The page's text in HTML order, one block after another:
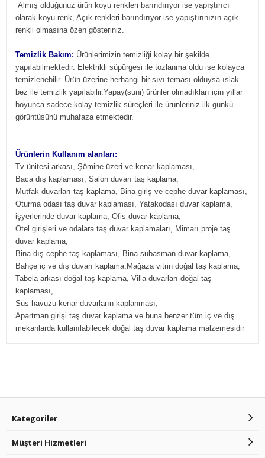
Almış olduğunuz ürün koyu renkleri barındırıyor ise yapıştırıcı
olarak koyu renk, Açık renkleri barındırıyor ise yapıştırınızın açık
renkli olmasına özen gösteriniz.
Temizlik Bakım: Ürünlerimizin temizliği kolay bir şekilde
yapılabilmektedir. Elektrikli süpürgesi ile tozlanma oldu ise kolayca
temizlenebilir. Ürün üzerine herhangi bir sıvı teması olduysa ıslak
bez ile temizlik yapılabilir.Yapay(suni) ürünler olmadıkları için yıllar
boyunca sadece kolay temizlik süreçleri ile ürünleriniz ilk günkü
görüntüsünü muhafaza etmektedir.
Ürünlerin Kullanım alanları:
Tv ünitesi arkası, Şömine üzeri ve kenar kaplaması,
Baca dış kaplaması, Salon duvarı taş kaplama,
Mutfak duvarları taş kaplama, Bina giriş ve cephe duvar kaplaması,
Oturma odası taş duvar kaplaması, Yatakodası duvar kaplama,
işyerlerinde duvar kaplama, Ofis duvar kaplama,
Otel girişleri ve odalara taş duvar kaplamaları, Mimarı proje taş
duvar kaplama,
Bina dış cephe taş kaplaması, Bina subasman duvar kaplama,
Bahçe iç ve dış duvarı kaplama,Mağaza vitrin doğal taş kaplama,
Tabela arkası doğal taş kaplama, Villa duvarları doğal taş
kaplaması,
Süs havuzu kenar duvarların kaplanması,
Apartman girişi taş duvar kaplama ve buna benzer tüm iç ve dış
mekanlarda kullanılabilecek doğal taş duvar kaplama malzemesidir.
Kategoriler
Müşteri Hizmetleri